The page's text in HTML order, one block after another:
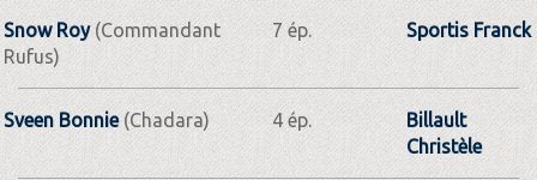
Snow Roy(Commandant
Rufus)
7 ép. Sportis Franck
Sveen Bonnie(Chadara) 4 ép.
Billault
Christèle